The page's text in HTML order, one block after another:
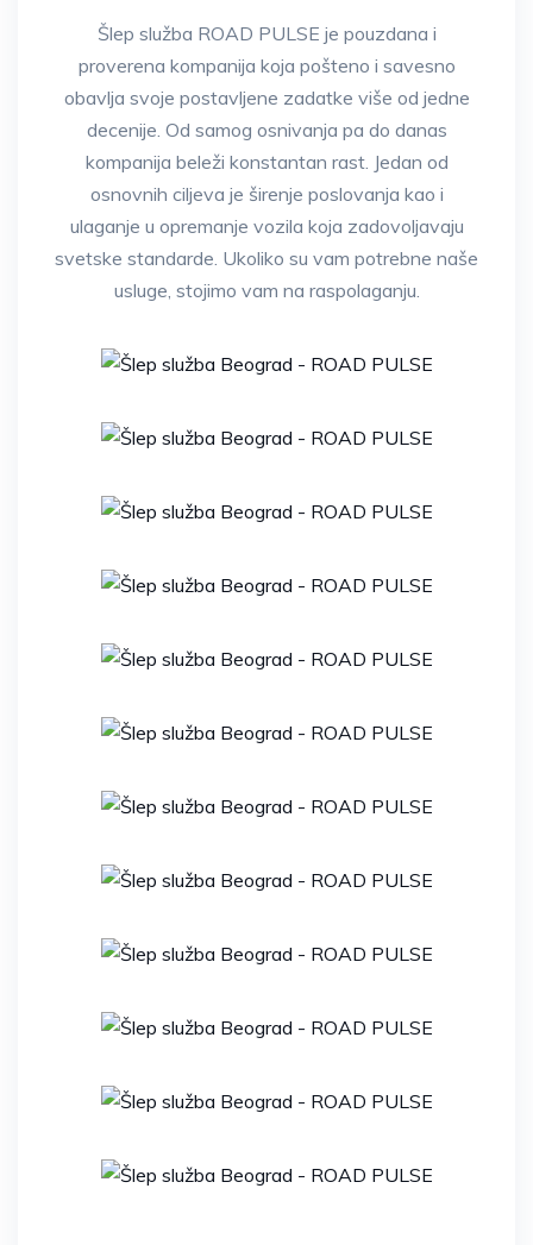
Šlep služba ROAD PULSE je pouzdana i
proverena kompanija koja pošteno i savesno
obavlja svoje postavljene zadatke više od jedne
decenije. Od samog osnivanja pa do danas
kompanija beleži konstantan rast. Jedan od
osnovnih ciljeva je širenje poslovanja kao i
ulaganje u opremanje vozila koja zadovoljavaju
svetske standarde. Ukoliko su vam potrebne naše
usluge, stojimo vam na raspolaganju.